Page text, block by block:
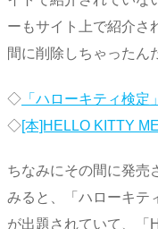
ーもサイト上で紹介さ
間に削除しちゃったん
◇ 「ハローキティ検
◇[本]HELLO KITTY
ちなみにその間に発売
みると、「ハローキテ
が出題されていて、「